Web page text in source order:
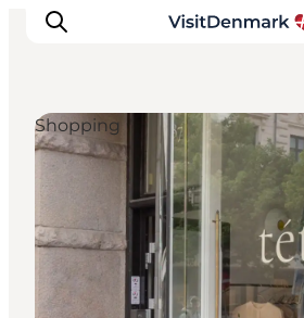
Inspirasjon
Reisemål
Aktiviteter
Overnatting
Planlegg reisen
Shopping